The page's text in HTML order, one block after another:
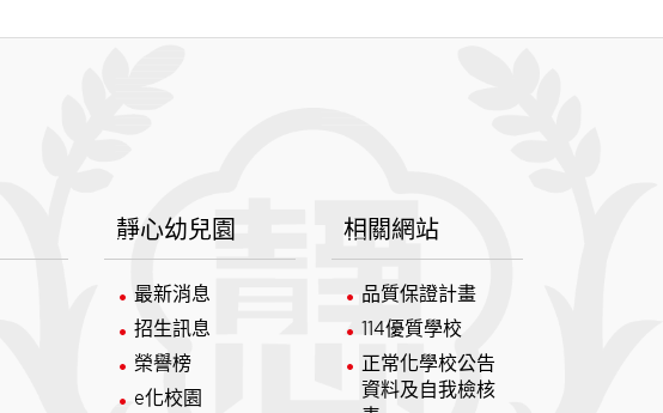
靜心幼兒園
最新消息
招生訊息
榮譽榜
e化校園
相關網站
品質保證計畫
114優質學校
正常化學校公告
資料及自我檢核